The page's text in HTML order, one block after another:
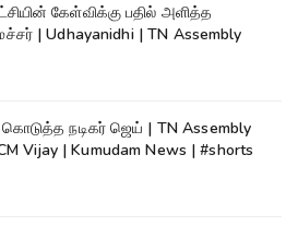
கேள்விக்கு பதில் அளித்த
நிதியமைச்சர் | Udhayanidhi | TN Assembly
கொடுத்த நடிகர் ஜெய் | TN Assembly
Vijay | Kumudam News | #shorts